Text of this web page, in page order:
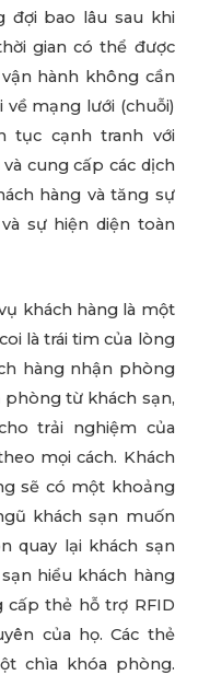
đợi bao lâu sau khi
gian có thể được
hành không cần
mạng lưới (chuỗi)
tục cạnh tranh với
cung cấp các dịch
hàng và tăng sự
sự hiện diện toàn
khách hàng là một
là trái tim của lòng
hàng nhận phòng
phòng từ khách sạn,
trải nghiệm của
mọi cách. Khách
sẽ có một khoảng
khách sạn muốn
quay lại khách sạn
hiểu khách hàng
cấp thẻ hỗ trợ RFID
của họ. Các thẻ
chìa khóa phòng.